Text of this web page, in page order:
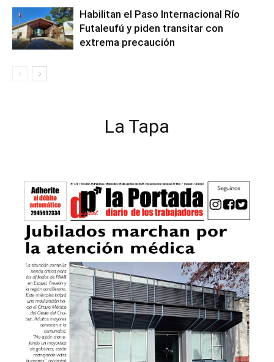
Habilitan el Paso Internacional Río
Futaleufú y piden transitar con
extrema precaución
La Tapa